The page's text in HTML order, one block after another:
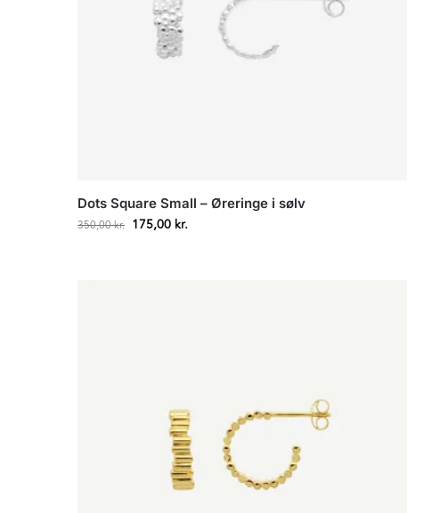
Dots Square Small – Øreringe i sølv
350,00kr. 175,00 kr.